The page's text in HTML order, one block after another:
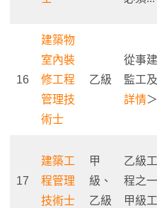
16
建築物
室內裝
修工程
管理技
術士
乙級
從事
監工
詳情＞
17
建築工
程管理
技術士
甲
級、
乙級
乙級
程之
甲級